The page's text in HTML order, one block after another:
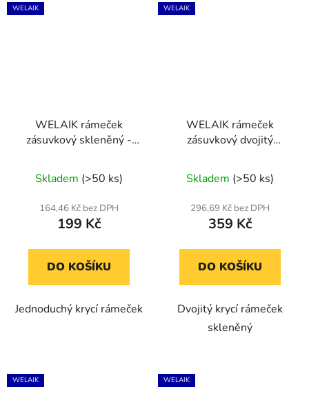
WELAIK
WELAIK rámeček
zásuvkový skleněný -
hodnocení
produktu
je
z
Skladem (>50 ks)
164,46 Kč bez DPH
199 Kč
DO KOŠÍKU
Jednoduchý krycí rámeček
WELAIK
WELAIK rámeček
zásuvkový dvojitý
hodnocení
produktu
je
z
Skladem (>50 ks)
296,69 Kč bez DPH
359 Kč
DO KOŠÍKU
Dvojitý krycí rámeček
skleněný
WELAIK WELAIK